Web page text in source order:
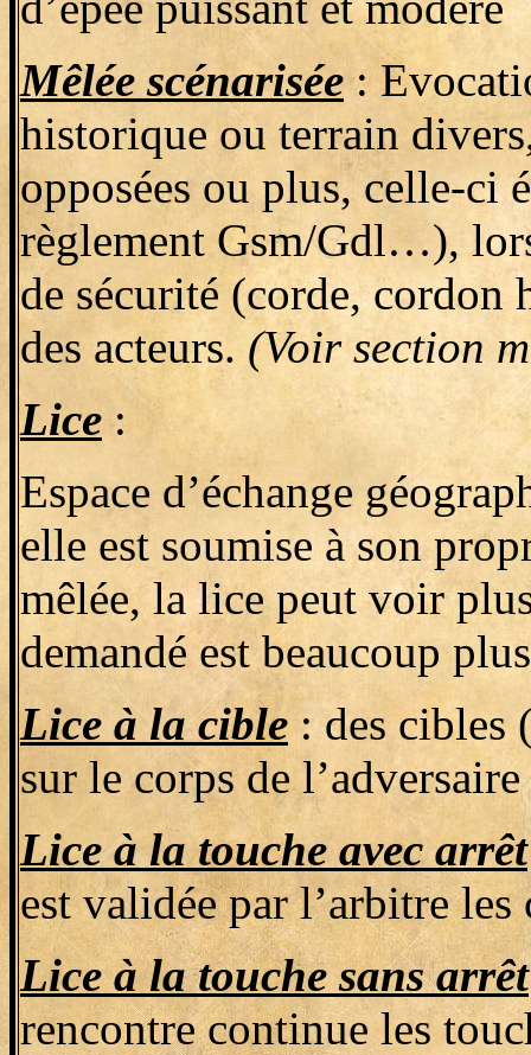
Mêlée scénarisée:
historique ou terrain
opposées ou plus, celle-ci
règlement Gsm/Gdl…),
de sécurité (corde,
des acteurs. (Voir section
Lice :
Espace d’échange
elle est soumise à son
mêlée, la lice peut voir
demandé est beaucoup
Lice à la cible : des cibles
sur le corps de
Lice à la touche avec arrêt
est validée par l’arbitre
Lice à la touche sans arrêt
rencontre continue les